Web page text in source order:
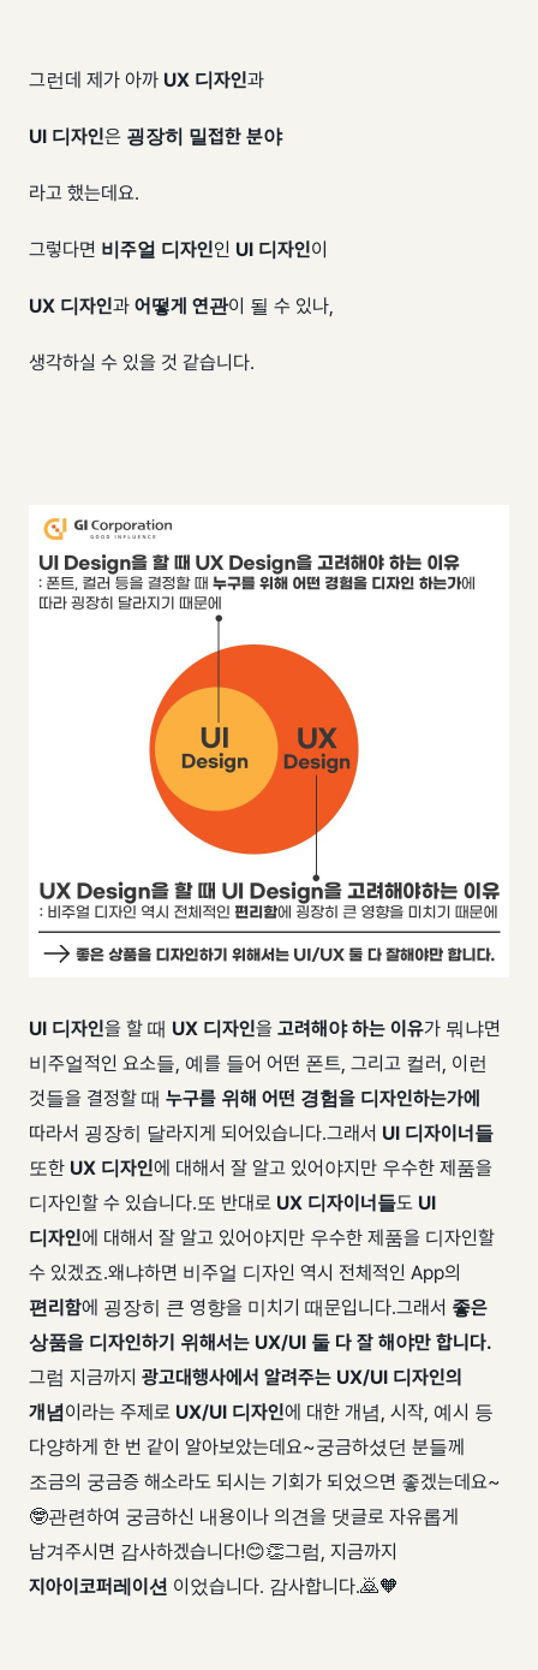
그런데 제가 아까 UX 디자인과
UI 디자인은 굉장히 밀접한 분야
라고 했는데요.
그렇다면 비주얼 디자인인 UI 디자인이
UX 디자인과 어떻게 연관이 될 수 있나,
생각하실 수 있을 것 같습니다.
UI 디자인을 할 때 UX 디자인을 고려해야 하는 이유가 뭐냐면
비주얼적인 요소들, 예를 들어 어떤 폰트, 그리고 컬러, 이런
것들을 결정할 때 누구를 위해 어떤 경험을 디자인하는가에
따라서 굉장히 달라지게 되어있습니다. ​ 그래서 UI 디자이너들
또한 UX 디자인에 대해서 잘 알고 있어야지만 우수한 제품을
디자인할 수 있습니다. ​ ​ 또 반대로 UX 디자이너들도 UI
디자인에 대해서 잘 알고 있어야지만 우수한 제품을 디자인할
수 있겠죠. ​ 왜냐하면 비주얼 디자인 역시 전체적인 App의
편리함에 굉장히 큰 영향을 미치기 때문입니다. ​ ​ 그래서 좋은
상품을 디자인하기 위해서는 UX/UI 둘 다 잘 해야만 합니다.
그럼 지금까지 광고대행사에서 알려주는 UX/UI 디자인의
개념 이라는 주제로 UX/UI 디자인에 대한 개념, 시작, 예시 등
다양하게 한 번 같이 알아보았는데요~ ​ 궁금하셨던 분들께
조금의 궁금증 해소라도 되시는 기회가 되었으면 좋겠는데요~
🤓 ​ 관련하여 궁금하신 내용이나 의견을 댓글로 자유롭게
남겨주시면 감사하겠습니다!😊👏 ​ ​ 그럼, 지금까지
지아이코퍼레이션 이었습니다. 감사합니다.🙇🧡